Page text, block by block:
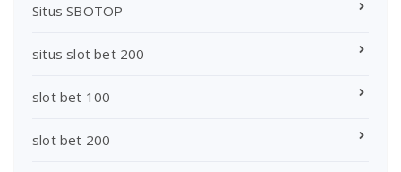
Situs SBOTOP
situs slot bet 200
slot bet 100
slot bet 200